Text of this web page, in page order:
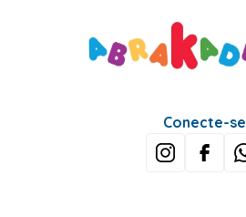
Conecte-se